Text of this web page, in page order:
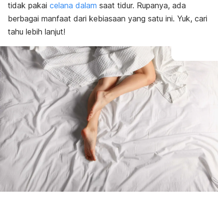
tidak pakai celana dalam saat tidur. Rupanya, ada
berbagai manfaat dari kebiasaan yang satu ini. Yuk, cari
tahu lebih lanjut!